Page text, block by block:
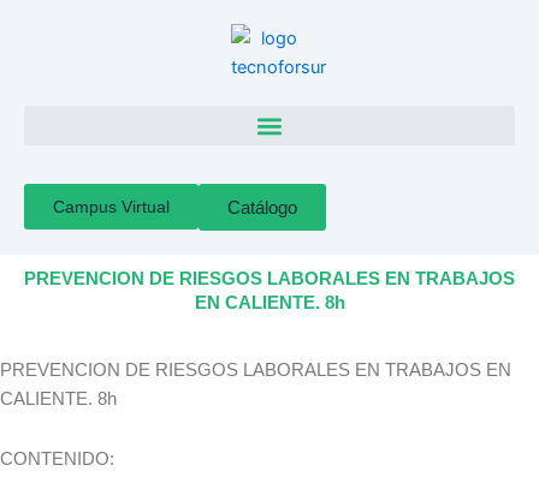
Campus Virtual Catálogo
PREVENCION DE RIESGOS LABORALES EN TRABAJOS
EN CALIENTE. 8h
PREVENCION DE RIESGOS LABORALES EN TRABAJOS EN
CALIENTE. 8h
CONTENIDO: